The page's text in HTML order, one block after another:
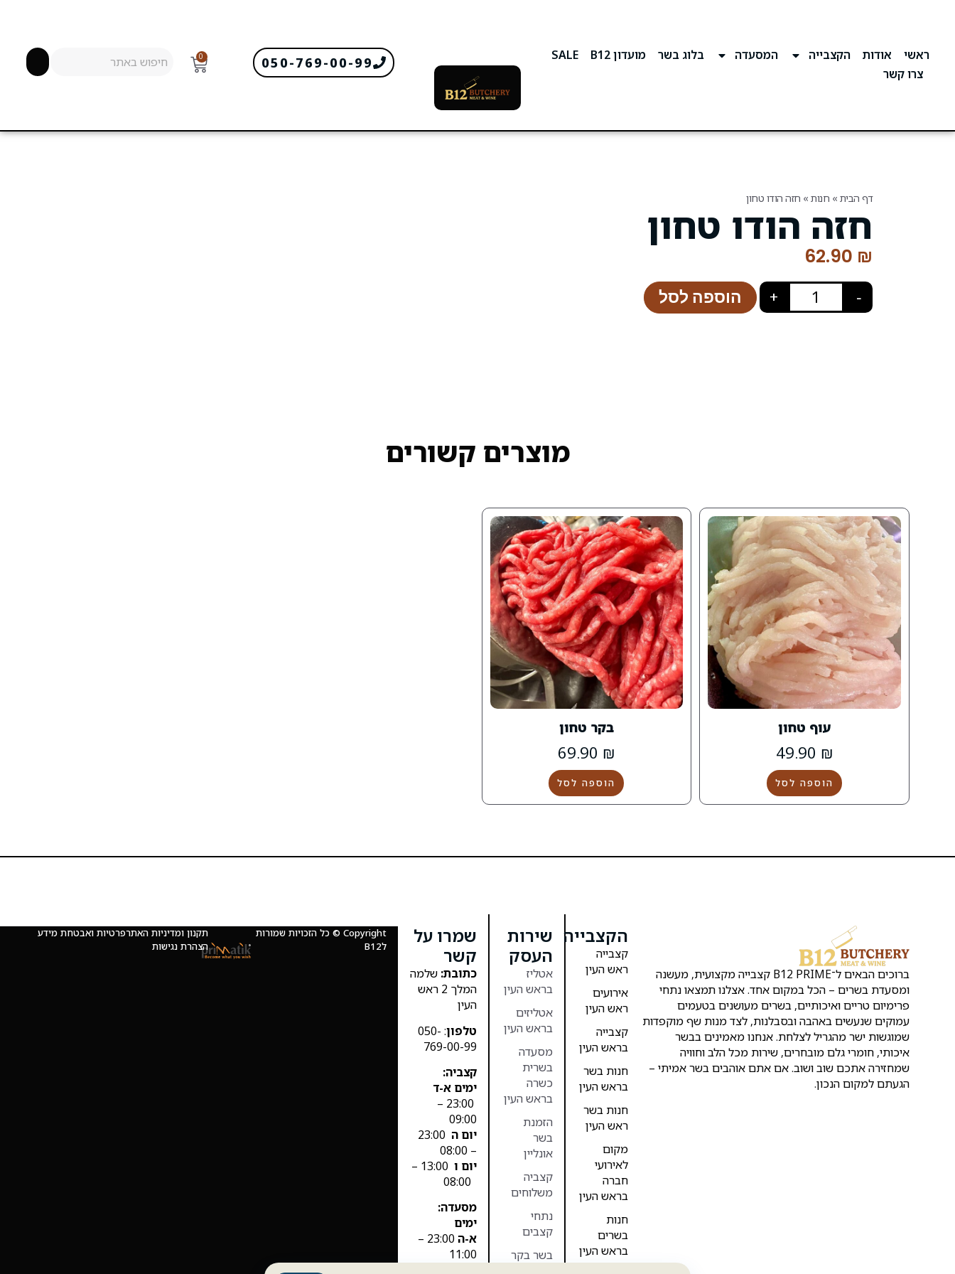
ראשי אודות הקצבייה המסעדה בלוג בשר מועדון B12
SALE
צרו קשר
050-769-00-99
0
דף הבית » חנות» חזה הודו טחון
חזה הודו טחון
62.90 ₪
−
+ הוספה לסל
מוצרים קשורים
עוף טחון
49.90 ₪
הוספה לסל
בקר טחון
69.90 ₪
הוספה לסל
ברוכים הבאים ל־B12 PRIME קצבייה מקצועית, מעשנה
ומסעדת בשרים – הכל במקום אחד. אצלנו תמצאו נתחי
פרימיום טריים ואיכותיים, בשרים מעושנים בטעמים
עמוקים שנעשים באהבה ובסבלנות, לצד מנות שף מוקפדות
שמוגשות ישר מהגריל לצלחת. אנחנו מאמינים בבשר
איכותי, חומרי גלם מובחרים, שירות מכל הלב וחוויה
שמחזירה אתכם שוב ושוב. אם אתם אוהבים בשר אמיתי –
הגעתם למקום הנכון.
הקצבייה
קצבייה
ראש העין
אירועים
ראש העין
קצבייה
בראש העין
חנות בשר
בראש העין
חנות בשר
ראש העין
מקום
לאירועי
חברה
בראש העין
חנות
בשרים
בראש העין
שירות
העסק
אטליז
בראש העין
אטליזים
בראש העין
מסעדה
בשרית
כשרה
בראש העין
הזמנת
בשר
אונליין
קצביה
משלוחים
נתחי
קצבים
בשר בקר
שמרו על
קשר
כתובת: שלמה
המלך 2 ראש
העין
טלפון : 050-
769-00-99
קצביה:
ימים א-ד
23:00 –
09:00
יום ה 23:00
– 08:00
יום ו
13:00 –
מסעדה:
ימים
א-ה
23:00 –
11:00
Copyright © כל הזכויות שמורות
לB12
תקנון ומדיניות האתרפרטיות ואבטחת מידע
הצהרת נגישות